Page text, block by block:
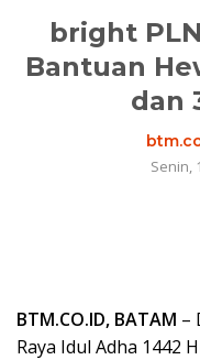
bright
Bantuan
dan
Senin,
BTM.CO.ID, BATAM –
Raya Idul Adha 1442